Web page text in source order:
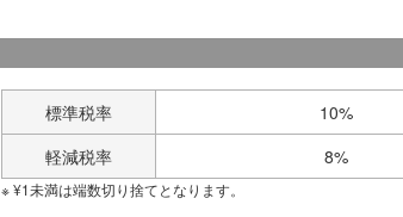
標準税率
10%
軽減税率
8%
¥1未満は端数切り捨てとなります。